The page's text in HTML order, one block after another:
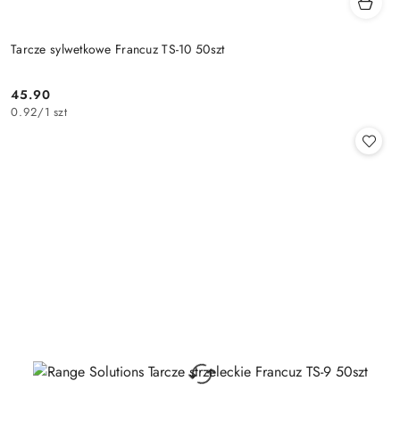
Tarcze sylwetkowe Francuz TS-10 50szt
Cena:
45.90
0.92/1 szt